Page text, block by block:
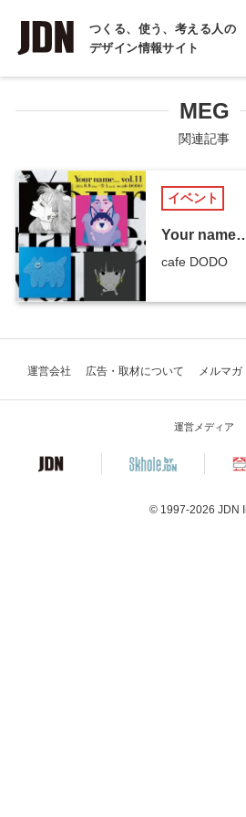
つくる、使う、考える人の
デザイン情報サイト
INTERVIEW
インタビュー
COLUMN
コラム
MEG
関連記事
イベント
Your
cafe DODO
運営会社 広告・取材について メルマガ
運営メディア
© 1997-2026 JDN